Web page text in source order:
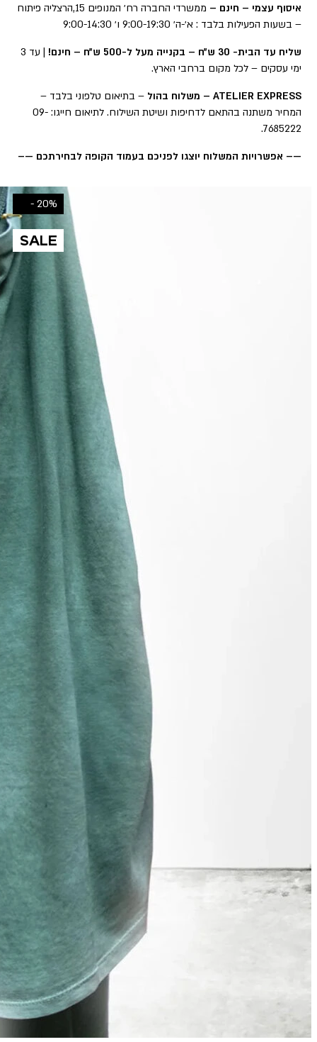
איסוף עצמי – חינם –
ממשרדי החברה רח׳ המנופים 15,הרצליה פיתוח
– בשעות הפעילות בלבד : א׳-ה׳ 9:00-19:30 ו׳ 9:00-14:30
שליח עד הבית- 30 ש״ח – בקנייה מעל ל-500 ש״ח – חינם!
| עד 3
ימי עסקים – לכל מקום ברחבי הארץ.
ATELIER EXPRESS – משלוח בהול
– בתיאום טלפוני בלבד –
המחיר משתנה בהתאם לדחיפות ושיטת השילוח. לתיאום חייגו: 09-
7685222.
—– אפשרויות המשלוח יוצגו לפניכם בעמוד הקופה לבחירתכם —–
20% -
SALE